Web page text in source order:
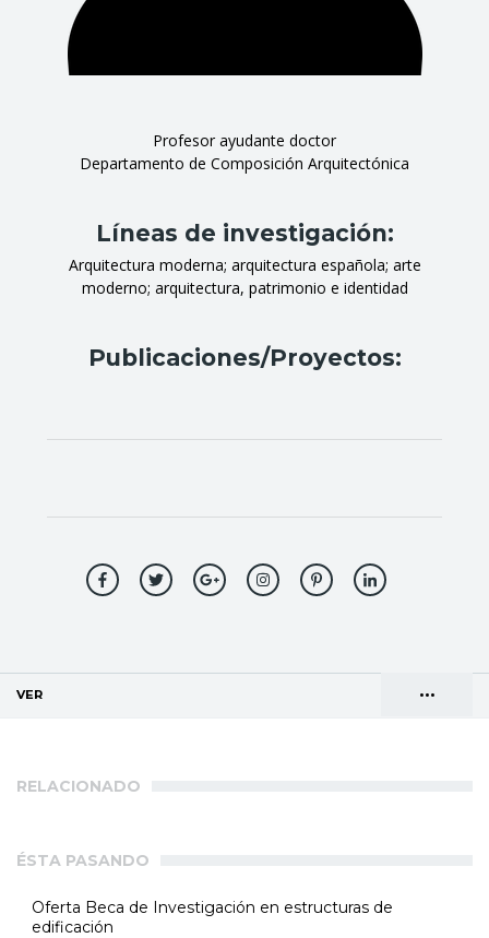
Profesor ayudante doctor
Departamento de Composición Arquitectónica
Líneas de investigación:
Arquitectura moderna; arquitectura española; arte
moderno; arquitectura, patrimonio e identidad
Publicaciones/Proyectos:
•••
VER
RELACIONADO
ÉSTA PASANDO
Oferta Beca de Investigación en estructuras de
edificación